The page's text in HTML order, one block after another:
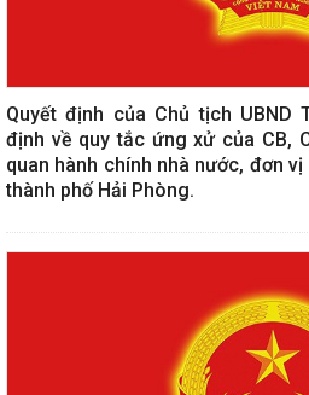
Quyết định của Chủ tịch UBND
định về quy tắc ứng xử của CB,
quan hành chính nhà nước, đơn
thành phố Hải Phòng.